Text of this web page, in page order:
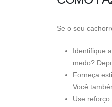
Se o seu
Identifique
medo?
Forneça
Você
Use